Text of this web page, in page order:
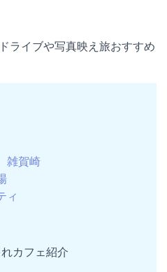
ライブや写真映え旅おすすめ
雑賀崎
ィ
カフェ紹介